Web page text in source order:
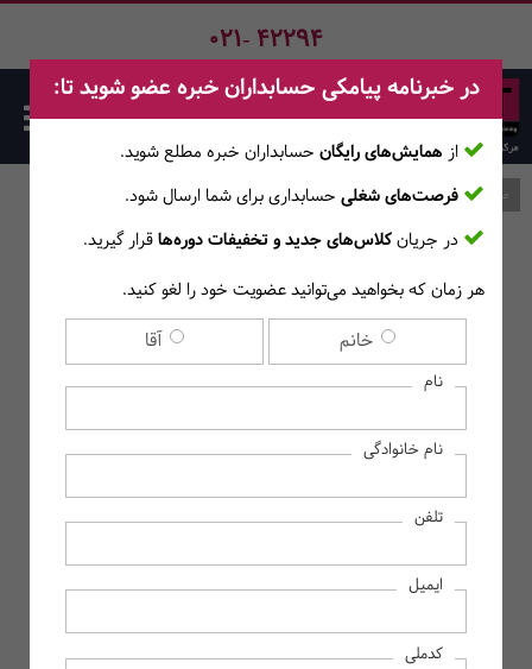
021- 42294
تعلیق قرارداد کار چیست؟
صفحه اصلی وبلاگ
تعلیق قرارداد کار چیست؟
تفاوت‌های تعلیق و فسخ قرارداد کار
در خبرنامه پیامکی حسابداران خبره عضو شوید تا:
از همایش‌های رایگان حسابداران خبره مطلع ‎شوید.
فرصت‌های شغلی حسابداری برای شما ارسال شود.
در جریانکلاس‌های جدید و تخفیفات دوره‌هاقرار گیرید.
هر زمان که بخواهید می‌توانید عضویت خود را لغو کنید.
خانم آقا
نام
نام خانوادگی
تلفن
ایمیل
کدملی